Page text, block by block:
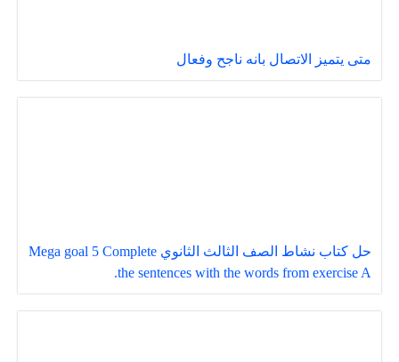
متى يتميز الاتصال بانه ناجح وفعال
حل كتاب نشاط الصف الثالث الثانوي Mega goal 5 Complete
the sentences with the words from exercise A.